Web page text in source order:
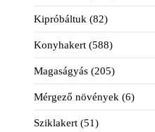
Kipróbáltuk (82)
Konyhakert (588)
Magaságyás (205)
Mérgező növények (6)
Sziklakert (51)